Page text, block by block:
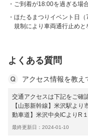
ご到着が18:00を過ぎる場
ほたるまつりイベント日
規制により車両通行止めと
よくある質問
アクセス情報を教え
交通アクセスは下記をご確
【山形新幹線】米沢駅よ
動車道】米沢中央ICよりR
最終更新日：2024-01-10